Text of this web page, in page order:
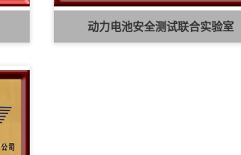
动力电池安全测试联合实验室